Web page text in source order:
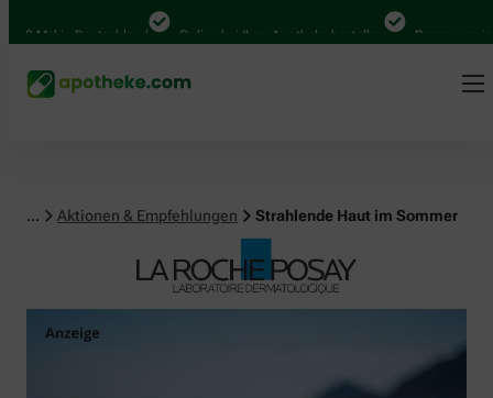
in Deutschland Online bei Ihrer Apotheke bestellen Bequem zwischen
... Aktionen & Empfehlungen Strahlende Haut im Sommer